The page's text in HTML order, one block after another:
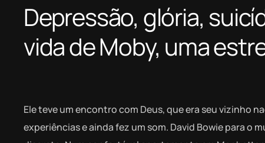
Depressão, glória,
vida de Moby, uma
Ele teve um encontro com Deus, que era seu vizinho
experiências e ainda fez um som. David Bowie para o